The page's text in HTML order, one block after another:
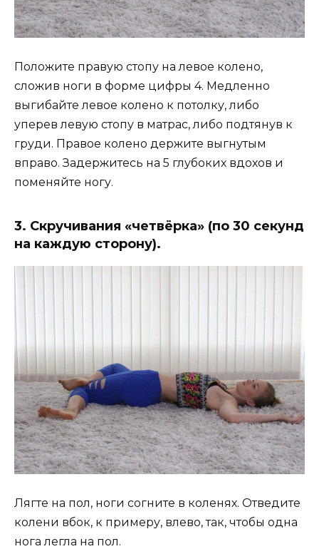
Положите правую стопу на левое колено,
сложив ноги в форме цифры 4. Медленно
выгибайте левое колено к потолку, либо
уперев левую стопу в матрас, либо подтянув к
груди. Правое колено держите выгнутым
вправо. Задержитесь на 5 глубоких вдохов и
поменяйте ногу.
3. Скручивания «четвёрка» (по 30 секунд
на каждую сторону).
Лягте на пол, ноги согните в коленях. Отведите
колени вбок, к примеру, влево, так, чтобы одна
нога легла на пол.